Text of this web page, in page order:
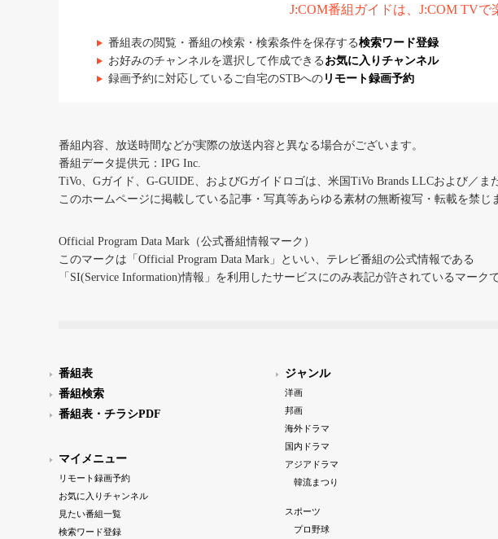
J:COM番組ガイドは、J:COM TVで
番組表の閲覧・番組の検索・検索条件を保存する検索ワード登録
お好みのチャンネルを選択して作成できる お気に入りチャンネル
録画予約に対応しているご自宅のSTBへの リモート録画予約
番組内容、放送時間などが実際の放送内容と異なる場合がございます。
番組データ提供元：IPG Inc.
TiVo、Gガイド、G-GUIDE、およびGガイドロゴは、米国TiVo Brands LLCおよび／
このホームページに掲載している記事・写真等あらゆる素材の無断複写・転載を禁じ
Official Program Data Mark（公式番組情報マーク）
このマークは「Official Program Data Mark」といい、テレビ番組の公式情報である
「SI(Service Information)情報」を利用したサービスにのみ表記が許されているマークで
番組表
番組検索
番組表・チラシPDF
マイメニュー
リモート録画予約
お気に入りチャンネル
見たい番組一覧
検索ワード登録
ジャンル
洋画
邦画
海外ドラマ
国内ドラマ
アジアドラマ
韓流まつり
スポーツ
プロ野球